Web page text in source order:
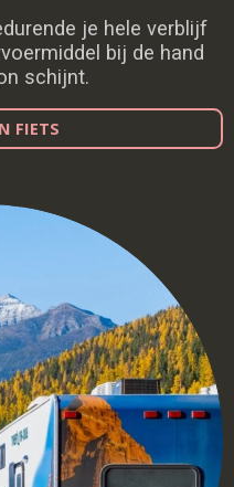
je hele verblijf
bij de hand
schijnt.
FIETS